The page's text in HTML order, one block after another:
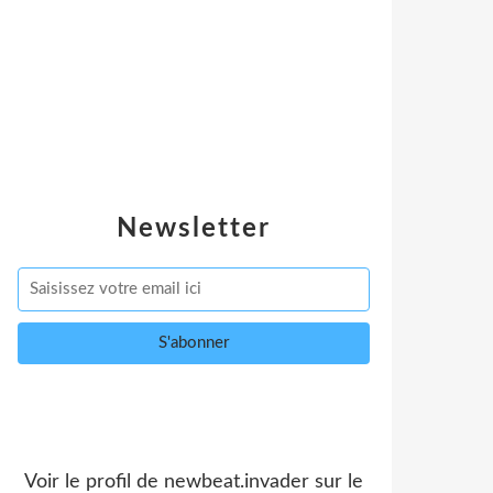
Newsletter
Voir le profil de newbeat.invader sur le